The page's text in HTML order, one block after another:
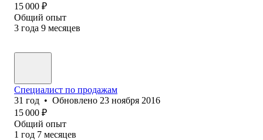
15 000 ₽
Общий опыт
3 года 9 месяцев
Специалист по продажам
31 год • Обновлено 23 ноября 2016
15 000 ₽
Общий опыт
1 год 7 месяцев